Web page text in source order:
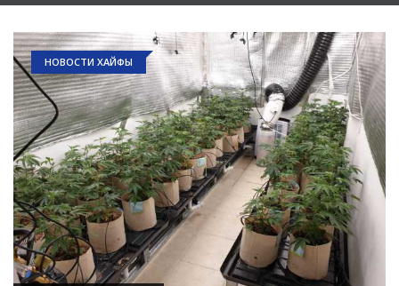
НОВОСТИ ХАЙФЫ